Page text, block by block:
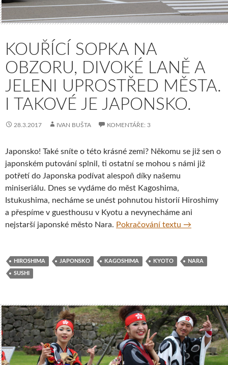
KOUŘÍCÍ SOPKA NA
OBZORU, DIVOKÉ LANĚ A
JELENI UPROSTŘED MĚSTA.
I TAKOVÉ JE JAPONSKO.
28.3.2017 IVAN BUŠTA KOMENTÁŘE: 3
Japonsko! Také sníte o této krásné zemi? Někomu se již sen o
japonském putování splnil, ti ostatní se mohou s námi již
potřetí do Japonska podívat alespoň díky našemu
miniseriálu. Dnes se vydáme do měst Kagoshima,
Istukushima, necháme se unést pohnutou historií Hiroshimy
a přespíme v guesthousu v Kyotu a nevynecháme ani
nejstarší japonské město Nara. Pokračování textu Kouřící
→
HIROSHIMA JAPONSKO KAGOSHIMA KYOTO NARA
SUSHI